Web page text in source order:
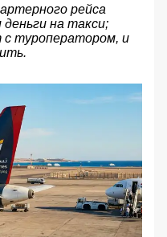
рейса
на такси;
с туроператором, и